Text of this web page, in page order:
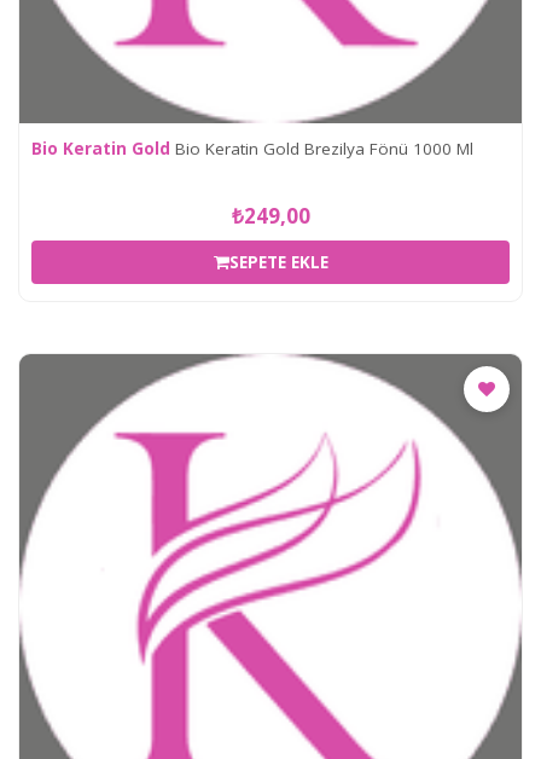
Bio Keratin Gold Bio Keratin Gold Brezilya Fönü 1000 Ml
₺249,00
SEPETE EKLE